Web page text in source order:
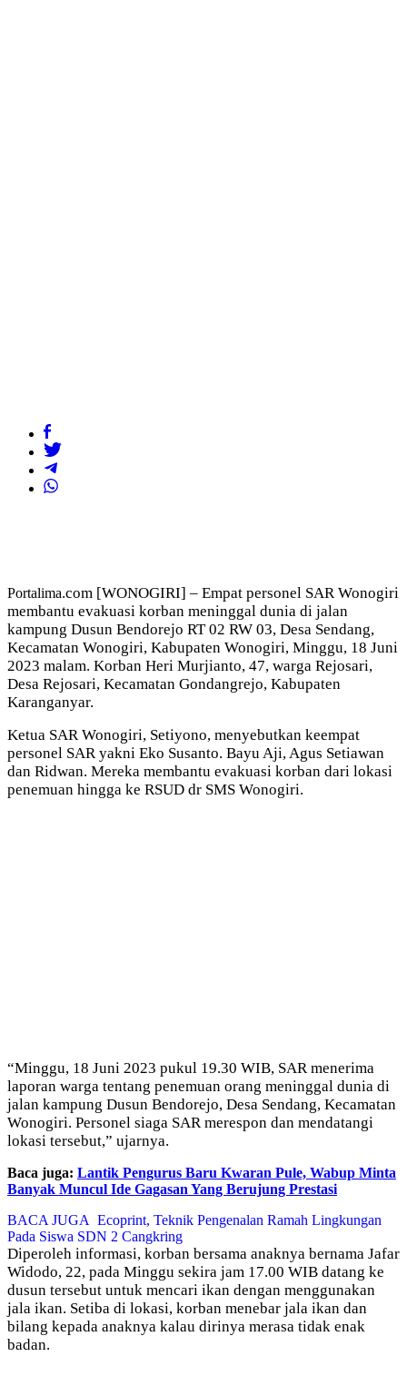
Portalima.com [WONOGIRI] – Empat personel SAR Wonogiri
membantu evakuasi korban meninggal dunia di jalan
kampung Dusun Bendorejo RT 02 RW 03, Desa Sendang,
Kecamatan Wonogiri, Kabupaten Wonogiri, Minggu, 18 Juni
2023 malam. Korban Heri Murjianto, 47, warga Rejosari,
Desa Rejosari, Kecamatan Gondangrejo, Kabupaten
Karanganyar.
Ketua SAR Wonogiri, Setiyono, menyebutkan keempat
personel SAR yakni Eko Susanto. Bayu Aji, Agus Setiawan
dan Ridwan. Mereka membantu evakuasi korban dari lokasi
penemuan hingga ke RSUD dr SMS Wonogiri.
“Minggu, 18 Juni 2023 pukul 19.30 WIB, SAR menerima
laporan warga tentang penemuan orang meninggal dunia di
jalan kampung Dusun Bendorejo, Desa Sendang, Kecamatan
Wonogiri. Personel siaga SAR merespon dan mendatangi
lokasi tersebut,” ujarnya.
Baca juga: Lantik Pengurus Baru Kwaran Pule, Wabup Minta
Banyak Muncul Ide Gagasan Yang Berujung Prestasi
BACA JUGA Ecoprint, Teknik Pengenalan Ramah Lingkungan
Pada Siswa SDN 2 Cangkring
Diperoleh informasi, korban bersama anaknya bernama Jafar
Widodo, 22, pada Minggu sekira jam 17.00 WIB datang ke
dusun tersebut untuk mencari ikan dengan menggunakan
jala ikan. Setiba di lokasi, korban menebar jala ikan dan
bilang kepada anaknya kalau dirinya merasa tidak enak
badan.